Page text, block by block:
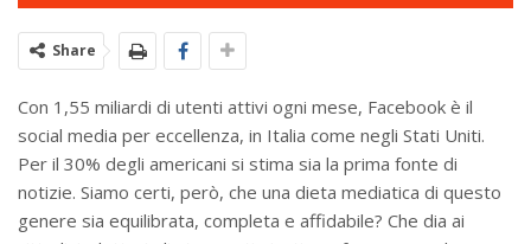
Share
Con 1,55 miliardi di utenti attivi ogni mese, Facebook è il
social media per eccellenza, in Italia come negli Stati Uniti.
Per il 30% degli americani si stima sia la prima fonte di
notizie. Siamo certi, però, che una dieta mediatica di questo
genere sia equilibrata, completa e affidabile? Che dia ai